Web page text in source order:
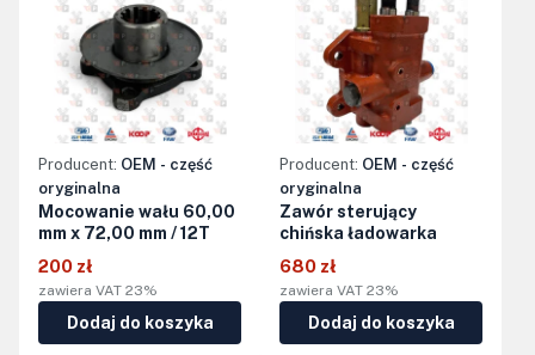
Producent: OEM - część
oryginalna
Mocowanie wału 60,00
mm x 72,00 mm / 12T
200 zł
zawiera VAT 23%
Dodaj do koszyka
Producent: OEM - część
oryginalna
Zawór sterujący
chińska ładowarka
680 zł
zawiera VAT 23%
Dodaj do koszyka